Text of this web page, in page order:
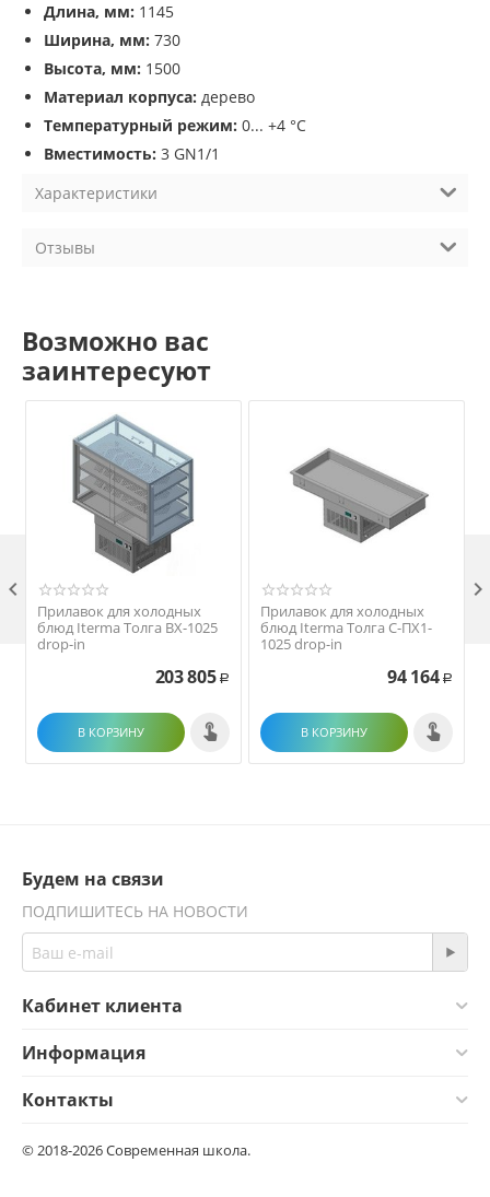
Длина, мм: 1145
Ширина, мм: 730
Высота, мм: 1500
Материал корпуса: дерево
Температурный режим: 0... +4 °C
Вместимость: 3 GN1/1
Характеристики
Отзывы
Возможно вас
заинтересуют
Прилавок для холодных
блюд Iterma Толга ВХ-1025
drop-in
203 805 Р
В КОРЗИНУ
Прилавок для холодных
блюд Iterma Толга С-ПХ1-
1025 drop-in
94 164 Р
В КОРЗИНУ
 
Будем на связи
ПОДПИШИТЕСЬ НА НОВОСТИ
Кабинет клиента
Информация
Контакты
© 2018-2026 Современная школа.